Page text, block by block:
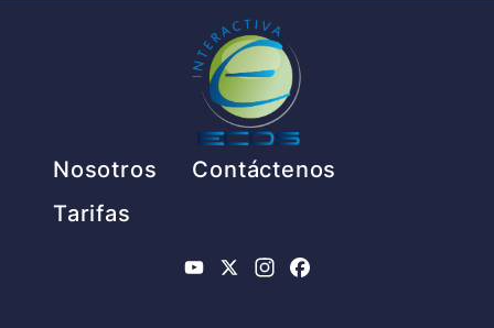
Nosotros
Contáctenos
Tarifas
YouTube
X Instagram